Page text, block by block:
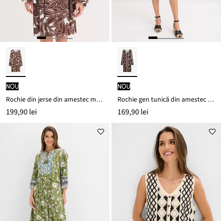
nou
Rochie din jerse din amestec moale cu viscoză
199,90 lei
nou
Rochie gen tunică din amestec moale de viscoză
169,90 lei